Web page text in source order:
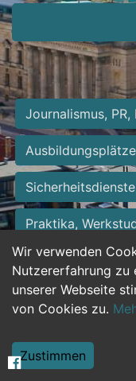
Wir verwenden
Nutzererfahrung zu
unserer Webseite
von Cookies zu.
Zustimmen
Journalismus,
Ausbildungsplätze
Sicherheitsdienste
Praktika,
Personalwesen
Hilfskräfte,
Weiterbildung,